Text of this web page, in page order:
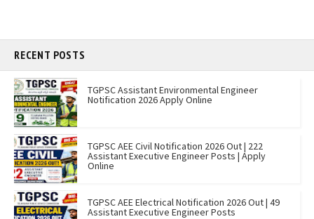
RECENT POSTS
TGPSC Assistant Environmental Engineer
Notification 2026 Apply Online
TGPSC AEE Civil Notification 2026 Out | 222
Assistant Executive Engineer Posts | Apply
Online
TGPSC AEE Electrical Notification 2026 Out | 49
Assistant Executive Engineer Posts